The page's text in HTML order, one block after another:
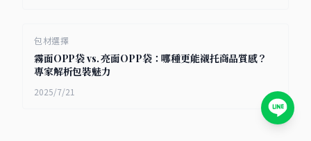
包材選擇
霧面OPP袋 vs. 亮面OPP袋：哪種更能襯托商品質感？
專家解析包裝魅力
2025/7/21